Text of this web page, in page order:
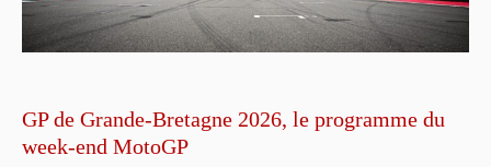
GP de Grande-Bretagne 2026, le programme du
week-end MotoGP